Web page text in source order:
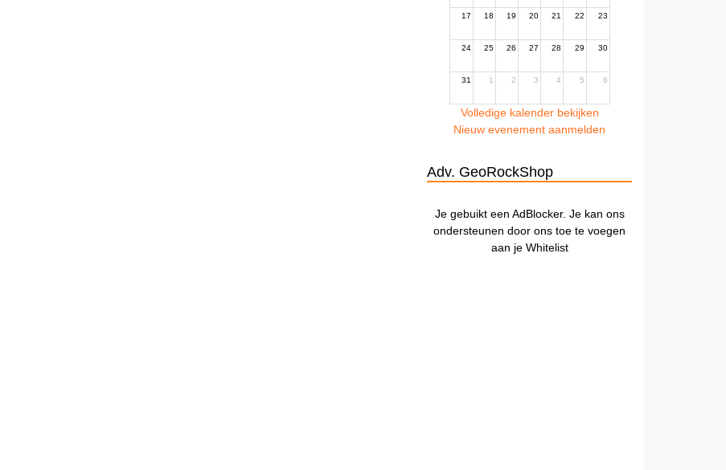
17 18 19 20 21 22 23
24 25 26 27 28 29 30
31 1 2 3 4 5 6
Volledige kalender bekijken
Nieuw evenement aanmelden
Adv. GeoRockShop
Je gebuikt een AdBlocker. Je kan ons
ondersteunen door ons toe te voegen
aan je Whitelist